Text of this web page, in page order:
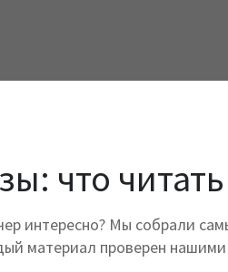
что
интересно? Мы собрали
материал проверен